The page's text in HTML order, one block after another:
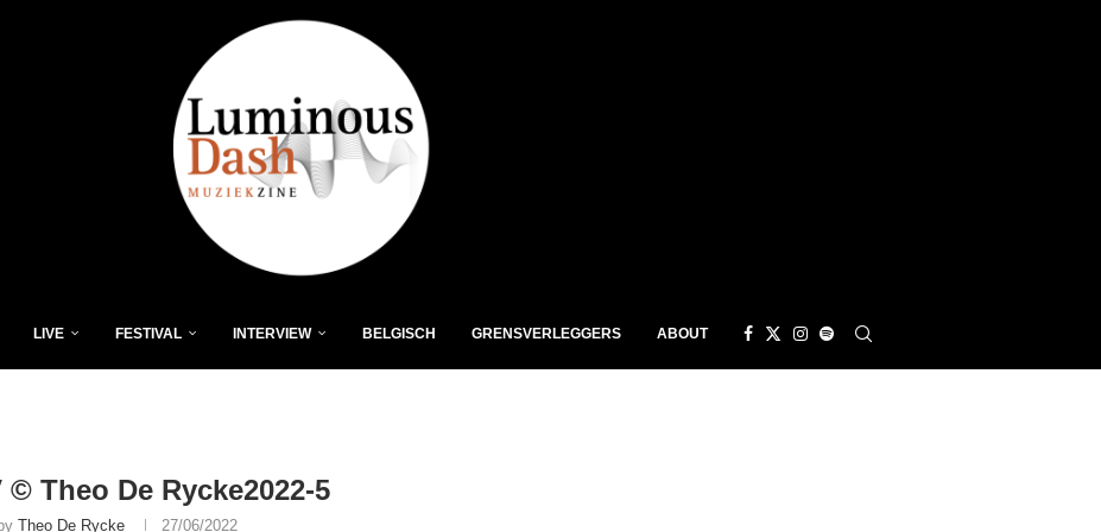
LIVE FESTIVAL INTERVIEW BELGISCH GRENSVERLEGGERS ABOUT
© Theo De Rycke2022-5
Theo De Rycke 27/06/2022